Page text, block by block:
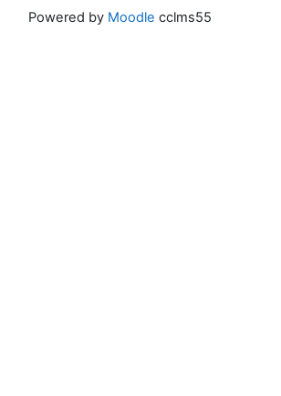
Powered by Moodle cclms55